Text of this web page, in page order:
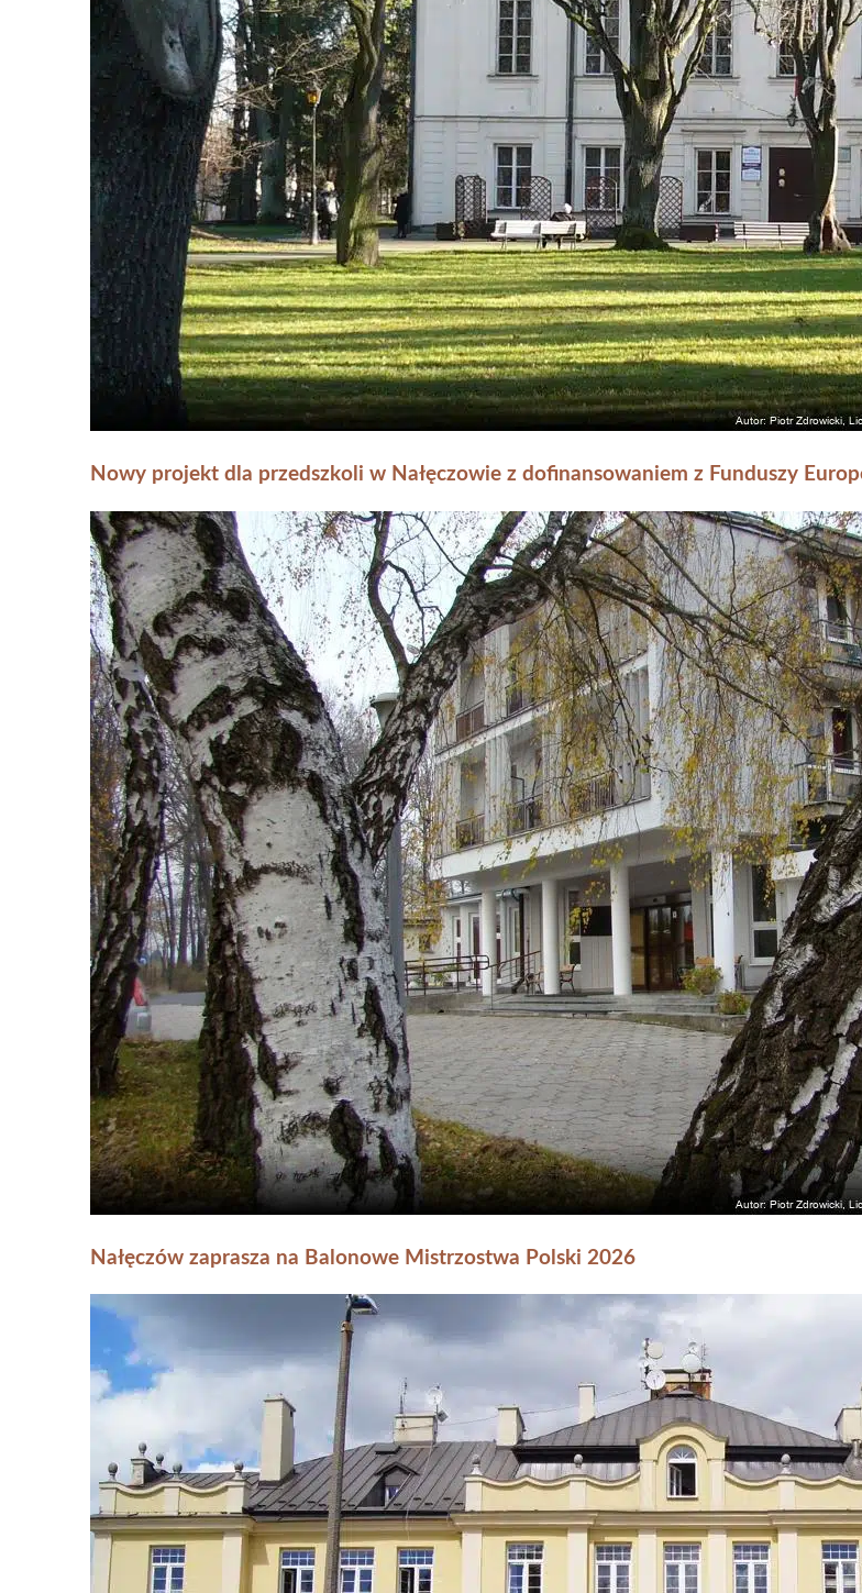
Nowy projekt dla przedszkoli w Nałęczowie z dofinansowaniem z Funduszy
Nałęczów zaprasza na Balonowe Mistrzostwa Polski 2026